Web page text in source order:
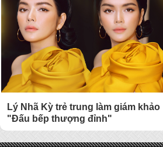
Lý Nhã Kỳ trẻ trung làm giám khảo
"Đấu bếp thượng đỉnh"